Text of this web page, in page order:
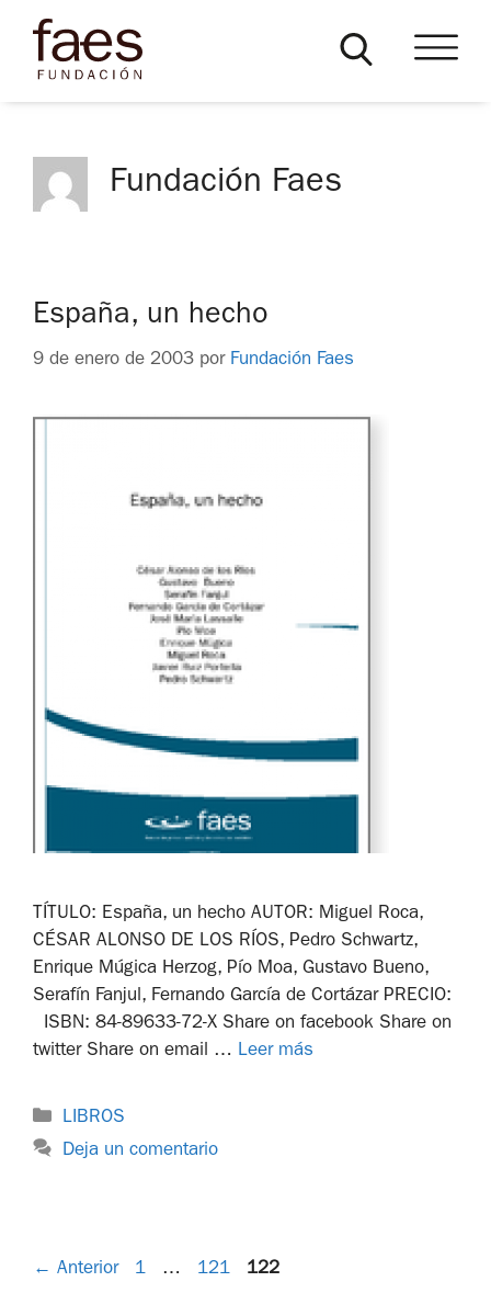
Fundación Faes
España, un hecho
9 de enero de 2003 por Fundación Faes
TÍTULO: España, un hecho AUTOR: Miguel Roca,
CÉSAR ALONSO DE LOS RÍOS, Pedro Schwartz,
Enrique Múgica Herzog, Pío Moa, Gustavo Bueno,
Serafín Fanjul, Fernando García de Cortázar PRECIO:
ISBN: 84-89633-72-X Share on facebook Share on
twitter Share on email … Leer más
LIBROS
Deja un comentario
← Anterior 1 … 121 122